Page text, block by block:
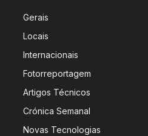
Gerais
Locais
Internacionais
Fotorreportagem
Artigos Técnicos
Crónica Semanal
Novas Tecnologias